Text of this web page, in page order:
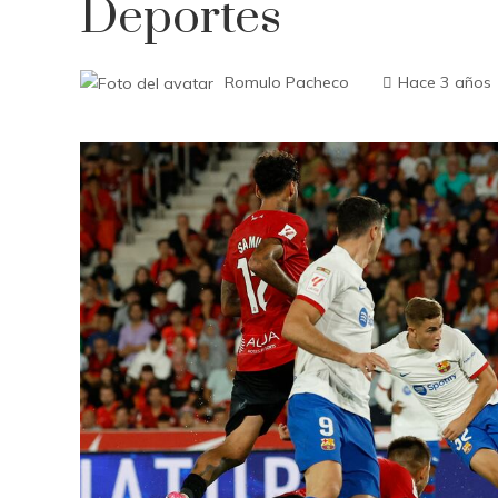
Deportes
Romulo Pacheco Hace 3 años